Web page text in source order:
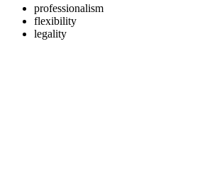
professionalism
flexibility
legality